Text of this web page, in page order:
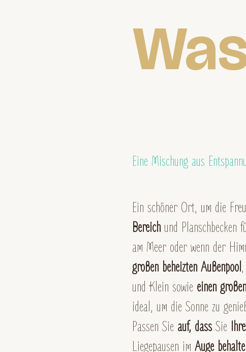
Eine Mischung aus
Ein schöner Ort, um die
Bereich und Planschbecken
am Meer oder wenn der
großen beheizten Außenpool
und Klein sowie einen
ideal, um die Sonne zu
Passen Sie auf, dass Sie
Liegepausen im Auge